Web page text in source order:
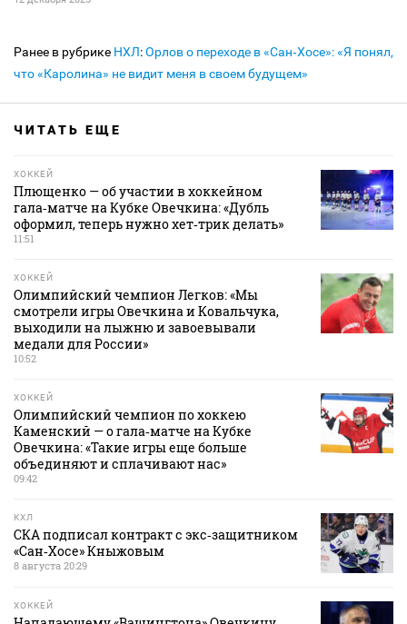
Ранее в рубрике НХЛ:Орлов о переходе в «Сан‑Хосе»: «Я понял,
что «Каролина» не видит меня в своем будущем»
ЧИТАТЬ ЕЩЕ
ХОККЕЙ
Плющенко — об участии в хоккейном
гала‑матче на Кубке Овечкина: «Дубль
оформил, теперь нужно хет‑трик делать»
11:51
ХОККЕЙ
Олимпийский чемпион Легков: «Мы
смотрели игры Овечкина и Ковальчука,
выходили на лыжню и завоевывали
медали для России»
10:52
ХОККЕЙ
Олимпийский чемпион по хоккею
Каменский — о гала‑матче на Кубке
Овечкина: «Такие игры еще больше
объединяют и сплачивают нас»
09:42
КХЛ
СКА подписал контракт с экс‑защитником
«Сан‑Хосе» Кныжовым
8 августа 20:29
ХОККЕЙ